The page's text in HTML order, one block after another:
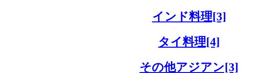
インド料理[3]
タイ料理[4]
その他アジアン[3]